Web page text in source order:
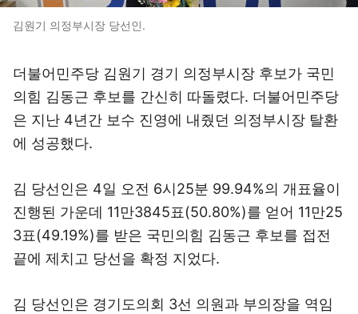
김원기 의정부시장 당선인.
더불어민주당 김원기 경기 의정부시장 후보가 국민
의힘 김동근 후보를 간신히 따돌렸다. 더불어민주당
은 지난 4년간 보수 진영에 내줬던 의정부시장 탈환
에 성공했다.
김 당선인은 4일 오전 6시25분 99.94%의 개표율이
진행된 가운데 11만3845표(50.80%)를 얻어 11만25
3표(49.19%)를 받은 국민의힘 김동근 후보를 접전
끝에 제치고 당선을 확정 지었다.
김 당선인은 경기도의회 3선 의원과 부의장을 역임